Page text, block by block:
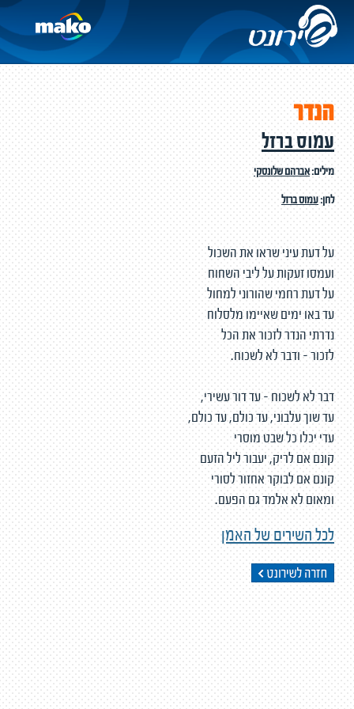
הנדר
עמוס ברזל
מילים:אברהם שלונסקי
לחן:עמוס ברזל
על דעת עיני שראו את השכול
ועמסו זעקות על ליבי השחוח
על דעת רחמי שהורוני למחול
עד באו ימים שאיימו מלסלוח
נדרתי הנדר לזכור את הכל
לזכור - ודבר לא לשכוח.
דבר לא לשכוח - עד דור עשירי,
עד שוך עלבוני, עד כולם, עד כולם,
עדי יכלו כל שבט מוסרי
קונם אם לריק, יעבור ליל הזעם
קונם אם לבוקר אחזור לסורי
ומאום לא אלמד גם הפעם.
לכל השירים של האמן